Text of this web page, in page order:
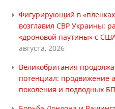
Фигурирующий в
возглавил СВР Украины:
«дроновой паутины» с
августа, 2026
Великобритания
потенциал: продвижение
поколения и подводных